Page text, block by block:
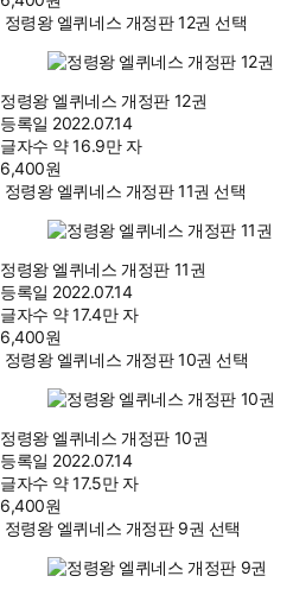
정령왕 엘퀴네스 개정판 12권 선택
정령왕 엘퀴네스 개정판 12권
등록일 2022.07.14
글자수 약 16.9만 자
6,400원
정령왕 엘퀴네스 개정판 11권 선택
정령왕 엘퀴네스 개정판 11권
등록일 2022.07.14
글자수 약 17.4만 자
6,400원
정령왕 엘퀴네스 개정판 10권 선택
정령왕 엘퀴네스 개정판 10권
등록일 2022.07.14
글자수 약 17.5만 자
6,400원
정령왕 엘퀴네스 개정판 9권 선택